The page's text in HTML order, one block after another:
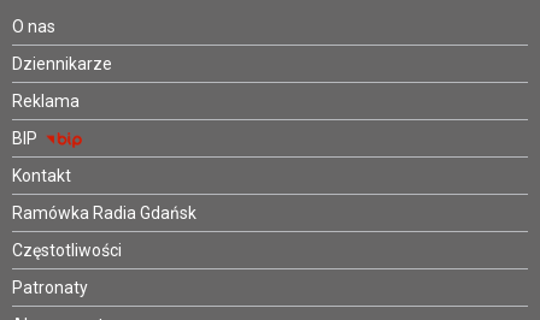
O nas
Dziennikarze
Reklama
BIP
Kontakt
Ramówka Radia Gdańsk
Częstotliwości
Patronaty